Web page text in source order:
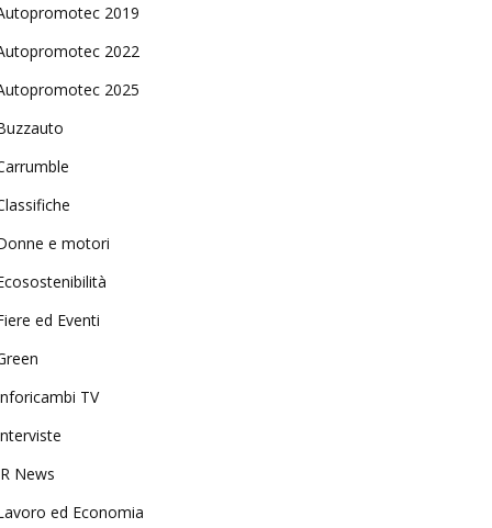
2019
2022
2025
e motori
ed Eventi
TV
News
ed Economia